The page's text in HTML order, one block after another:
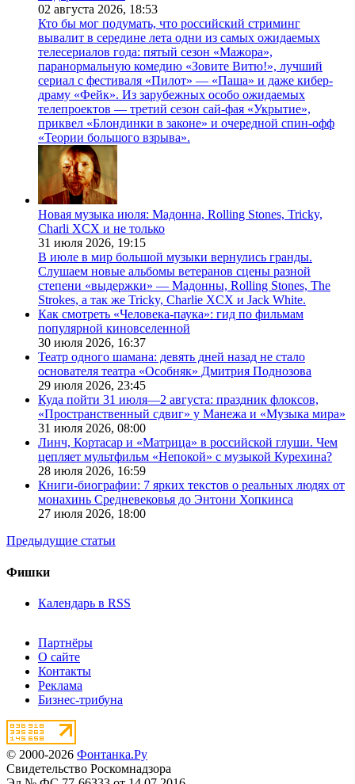
02 августа 2026, 18:53
Кто бы мог подумать, что российский стриминг
вывалит в середине лета одни из самых ожидаемых
телесериалов года: пятый сезон «Мажора»,
паранормальную комедию «Зовите Витю!», лучший
сериал с фестиваля «Пилот» — «Паша» и даже кибер-
драму «Фейк». Из зарубежных особо ожидаемых
телепроектов — третий сезон сай-фая «Укрытие»,
приквел «Блондинки в законе» и очередной спин-офф
«Теории большого взрыва».
Новая музыка июля: Мадонна, Rolling Stones, Tricky,
Charli XCX и не только
31 июля 2026, 19:15
В июле в мир большой музыки вернулись гранды.
Слушаем новые альбомы ветеранов сцены разной
степени «выдержки» — Мадонны, Rolling Stones, The
Strokes, а так же Tricky, Charlie XCX и Jack White.
Как смотреть «Человека-паука»: гид по фильмам
популярной киновселенной
30 июля 2026, 16:37
Театр одного шамана: девять дней назад не стало
основателя театра «Особняк» Дмитрия Поднозова
29 июля 2026, 23:45
Куда пойти 31 июля—2 августа: праздник флоксов,
«Пространственный сдвиг» у Манежа и «Музыка мира»
31 июля 2026, 08:00
Линч, Кортасар и «Матрица» в российской глуши. Чем
цепляет мультфильм «Непокой» с музыкой Курехина?
28 июля 2026, 16:59
Книги-биографии: 7 ярких текстов о реальных людях от
монахинь Средневековья до Энтони Хопкинса
27 июля 2026, 18:00
Предыдущие статьи
Фишки
Календарь в RSS
Партнёры
О сайте
Контакты
Реклама
Бизнес-трибуна
© 2000-2026 Фонтанка.Ру
Свидетельство Роскомнадзора